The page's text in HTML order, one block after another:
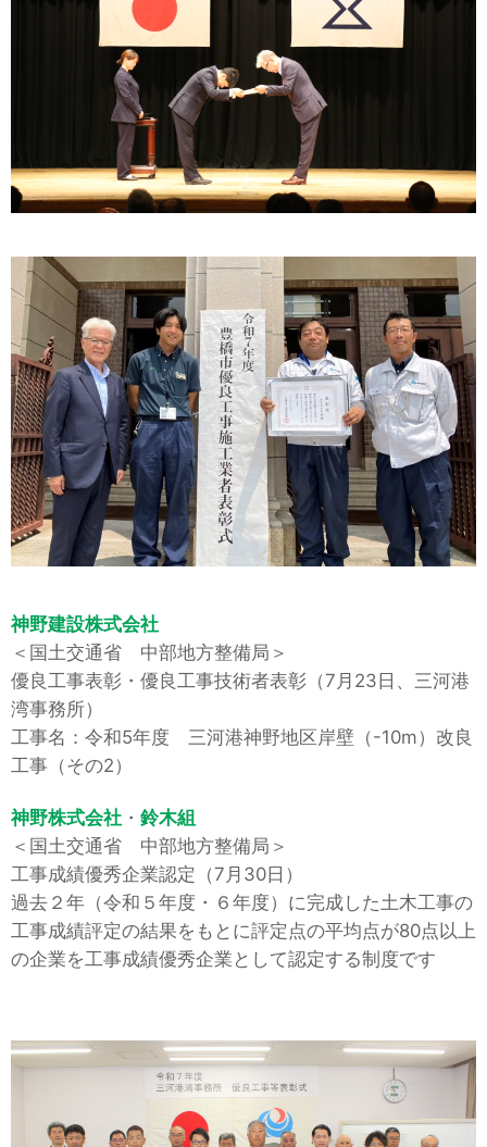
神野建設株式会社
＜国土交通省 中部地方整備局＞
優良工事表彰・優良工事技術者表彰（7月23日、三河港
湾事務所）
工事名：令和5年度 三河港神野地区岸壁（-10m）改良
工事（その2）
神野株式会社 ・ 鈴木組
＜国土交通省 中部地方整備局＞
工事成績優秀企業認定（7月30日）
過去２年（令和５年度・６年度）に完成した土木工事の
工事成績評定の結果をもとに評定点の平均点が80点以上
の企業を工事成績優秀企業として認定する制度です